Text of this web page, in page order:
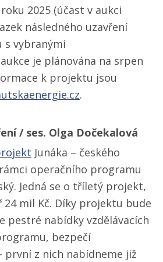
2025 (účast v aukci
následného uzavření
s vybranými
je plánována na srpen
k projektu jsou
.
/ ses. Olga Dočekalová
Junáka – českého
operačního programu
Jedná se o tříletý projekt,
mil Kč. Díky projektu bude
pestré nabídky vzdělávacích
bezpečí
první z nich nabídneme již